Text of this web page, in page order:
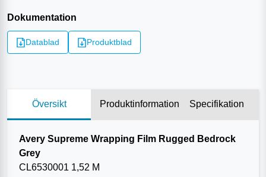
Dokumentation
Datablad Produktblad
Översikt Produktinformation Specifikation
Avery Supreme Wrapping Film Rugged Bedrock
Grey
CL6530001 1,52 M